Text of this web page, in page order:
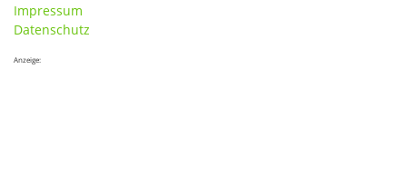
Impressum
Datenschutz
Anzeige: